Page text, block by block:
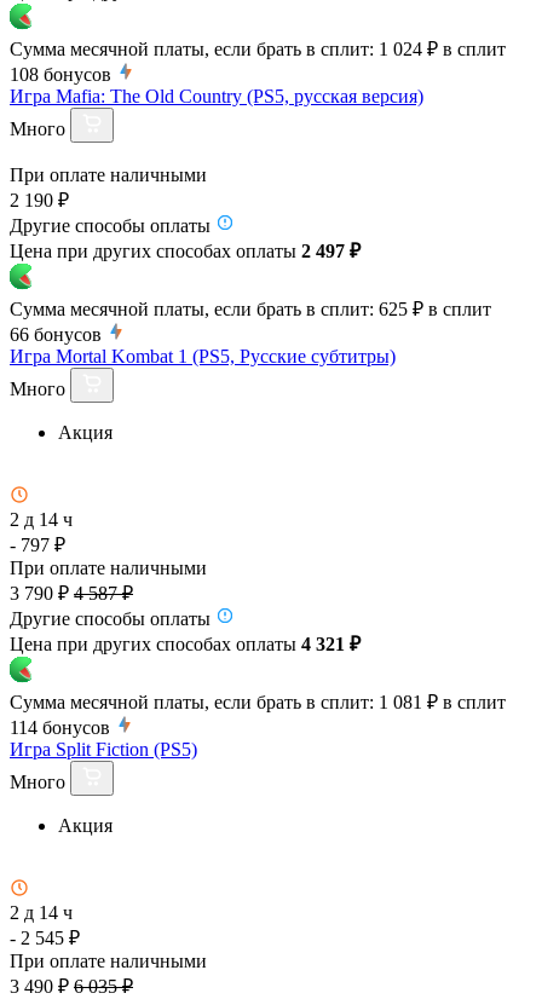
Сумма месячной платы, если брать в сплит: 1 024 ₽ в сплит
108 бонусов
Игра Mafia: The Old Country (PS5, русская версия)
Много
При оплате наличными
2 190 ₽
Другие способы оплаты
Цена при других способах оплаты 2 497 ₽
Сумма месячной платы, если брать в сплит: 625 ₽ в сплит
66 бонусов
Игра Mortal Kombat 1 (PS5, Русские субтитры)
Много
Акция
2 д 14 ч
- 797 ₽
При оплате наличными
3 790 ₽ 4 587 ₽
Другие способы оплаты
Цена при других способах оплаты 4 321 ₽
Сумма месячной платы, если брать в сплит: 1 081 ₽ в сплит
114 бонусов
Игра Split Fiction (PS5)
Много
Акция
2 д 14 ч
- 2 545 ₽
При оплате наличными
3 490 ₽ 6 035 ₽